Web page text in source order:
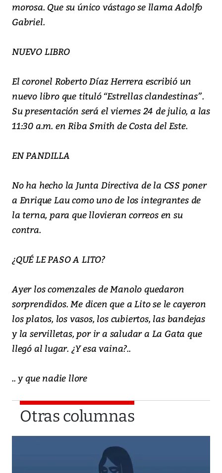
morosa. Que su único vástago se llama Adolfo
Gabriel.
NUEVO LIBRO
El coronel Roberto Díaz Herrera escribió un
nuevo libro que tituló “Estrellas clandestinas”.
Su presentación será el viernes 24 de julio, a las
11:30 a.m. en Riba Smith de Costa del Este.
EN PANDILLA
No ha hecho la Junta Directiva de la CSS poner
a Enrique Lau como uno de los integrantes de
la terna, para que llovieran correos en su
contra.
¿QUÉ LE PASO A LITO?
Ayer los comenzales de Manolo quedaron
sorprendidos. Me dicen que a Lito se le cayeron
los platos, los vasos, los cubiertos, las bandejas
y la servilletas, por ir a saludar a La Gata que
llegó al lugar. ¿Y esa vaina?..
.. y que nadie llore
Otras columnas